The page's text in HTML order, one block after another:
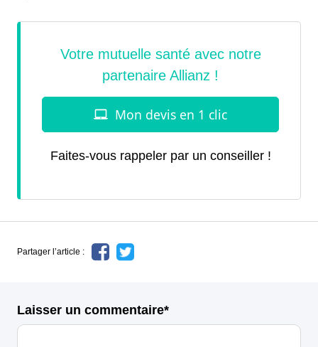
Faites-vous rappeler par un conseiller !
Partager l’article :
Laisser un commentaire*